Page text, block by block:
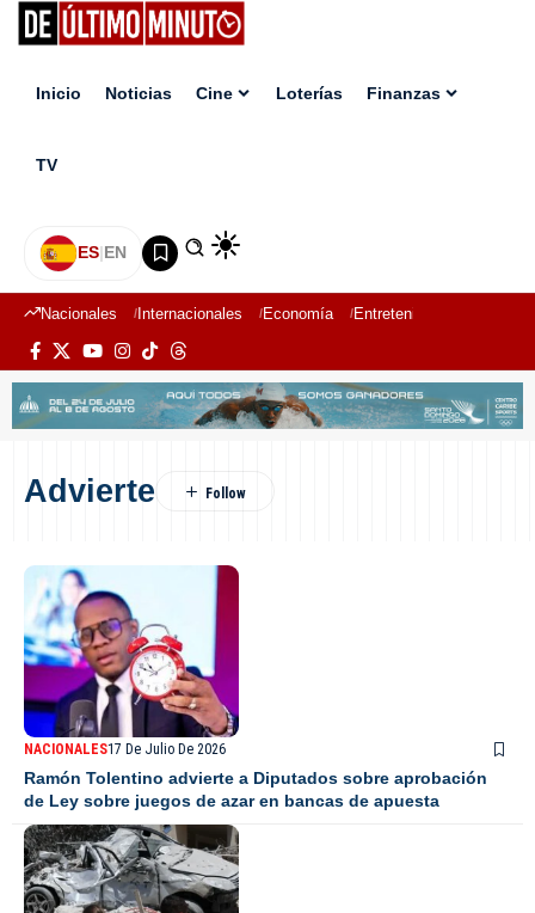
Inicio Noticias Cine Loterías Finanzas
TV
ES|EN
Nacionales Internacionales Economía Entretenimiento
Advierte
NACIONALES17 De Julio De 2026
Ramón Tolentino advierte a Diputados sobre aprobación
de Ley sobre juegos de azar en bancas de apuesta